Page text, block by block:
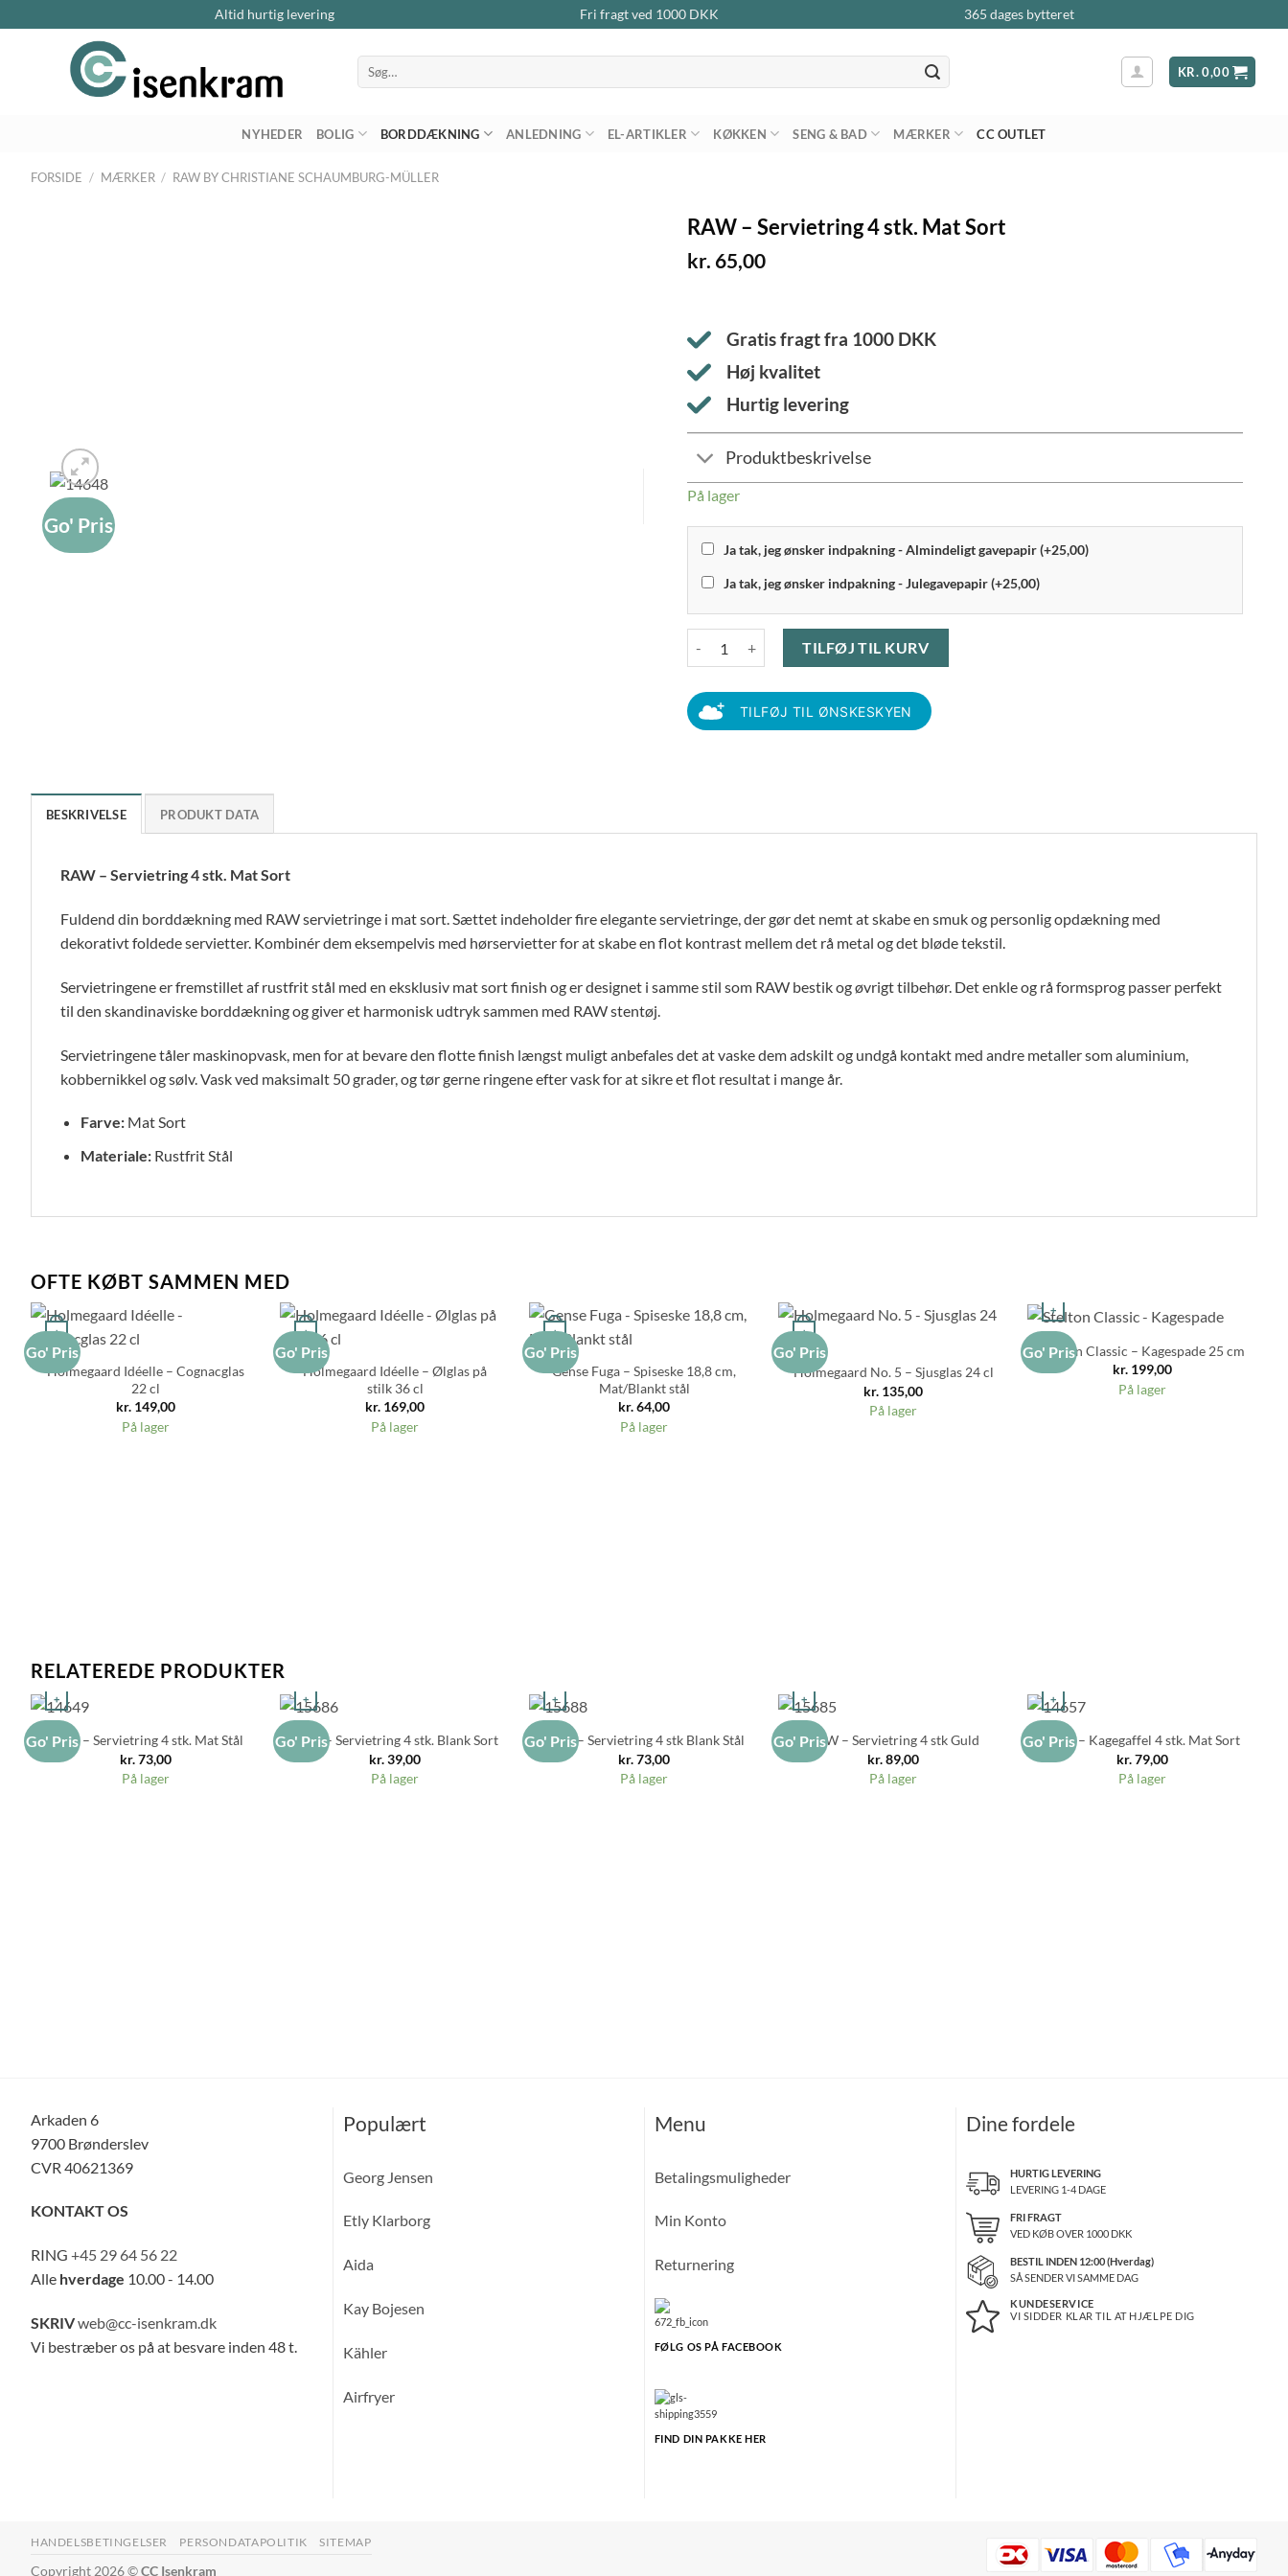
Altid hurtig levering Fri fragt ved 1000DKK 365 dages bytteret
Søg
efter:
KR.0,00
NYHEDER BOLIG BORDDÆKNING ANLEDNING EL-ARTIKLER KØKKEN SENG & BAD MÆRKER CC OUTLET
FORSIDE / MÆRKER / RAW BY CHRISTIANE SCHAUMBURG-MÜLLER
Go' Pris
RAW – Servietring 4 stk. Mat Sort
kr. 65,00
Gratis fragt fra 1000 DKK
Høj kvalitet
Hurtig levering
Produktbeskrivelse
På lager
Ja tak, jeg ønsker indpakning - Almindeligt gavepapir (+25,00)
Ja tak, jeg ønsker indpakning - Julegavepapir (+25,00)
TILFØJ TIL KURV
TILFØJ TIL ØNSKESKYEN
BESKRIVELSE PRODUKT DATA
RAW – Servietring 4 stk. Mat Sort
Fuldend din borddækning med RAW servietringe i mat sort. Sættet indeholder fire elegante servietringe, der gør det nemt at skabe en smuk og personlig opdækning med
dekorativt foldede servietter. Kombinér dem eksempelvis med hørservietter for at skabe en flot kontrast mellem det rå metal og det bløde tekstil.
Servietringene er fremstillet af rustfrit stål med en eksklusiv mat sort finish og er designet i samme stil som RAW bestik og øvrigt tilbehør. Det enkle og rå formsprog passer perfekt
til den skandinaviske borddækning og giver et harmonisk udtryk sammen med RAW stentøj.
Servietringene tåler maskinopvask, men for at bevare den flotte finish længst muligt anbefales det at vaske dem adskilt og undgå kontakt med andre metaller som aluminium,
kobbernikkel og sølv. Vask ved maksimalt 50 grader, og tør gerne ringene efter vask for at sikre et flot resultat i mange år.
Farve:Mat Sort
Materiale:Rustfrit Stål
OFTE KØBT SAMMEN MED
Go' Pris
+
Holmegaard Idéelle – Cognacglas
22 cl
kr. 149,00
På lager
Go' Pris
+
Holmegaard Idéelle – Ølglas på
stilk 36 cl
kr. 169,00
På lager
Go' Pris
+
Gense Fuga – Spiseske 18,8 cm,
Mat/Blankt stål
kr.64,00
På lager
Go' Pris
+
Holmegaard No. 5 – Sjusglas 24 cl
kr. 135,00
På lager
Go' Pris
+
Stelton Classic – Kagespade 25 cm
kr. 199,00
På lager
RELATEREDE PRODUKTER
Go' Pris
+
RAW – Servietring 4 stk. Mat Stål
kr.73,00
På lager
Go' Pris
+
RAW – Servietring 4 stk. Blank Sort
kr.39,00
På lager
Go' Pris
+
RAW – Servietring 4 stk Blank Stål
kr.73,00
På lager
Go' Pris
+
RAW – Servietring 4 stk Guld
kr.89,00
På lager
Go' Pris
+
RAW – Kagegaffel 4 stk. Mat Sort
kr.79,00
På lager
Arkaden 6
9700 Brønderslev
CVR 40621369
KONTAKT OS
RING +45 29 64 56 22
Alle hverdage 10.00 - 14.00
SKRIVweb@cc-isenkram.dk
Vi bestræber os på at besvare inden 48 t.
Populært
Georg Jensen
Etly Klarborg
Aida
Kay Bojesen
Kähler
Airfryer
Menu
Betalingsmuligheder
Min Konto
Returnering
FØLG OS PÅ FACEBOOK
FIND DIN PAKKE HER
Dine fordele
HURTIG LEVERING
LEVERING 1-4 DAGE
FRI FRAGT
VED KØB OVER 1000DKK
BESTIL INDEN 12:00 (Hverdag)
SÅ SENDER VI SAMME DAG
KUNDESERVICE
VI SIDDER KLAR TIL AT HJÆLPE DIG
HANDELSBETINGELSER PERSONDATAPOLITIK SITEMAP
Copyright 2026 ©CC Isenkram